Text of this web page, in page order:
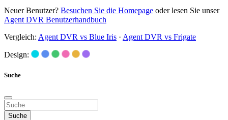
Neuer Benutzer? Besuchen Sie die Homepage oder lesen Sie unser
Agent DVR Benutzerhandbuch
Vergleich: Agent DVR vs Blue Iris · Agent DVR vs Frigate
Design:
Suche
Suche